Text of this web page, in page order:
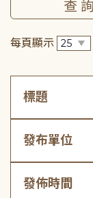
每頁顯示
標題
發布單位
發佈時間